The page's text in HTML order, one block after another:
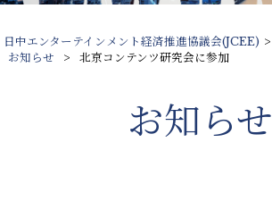
日中エンターテインメント経済推進協議会(JCEE) >
お知らせ
> 北京コンテンツ研究会に参加
お知らせ